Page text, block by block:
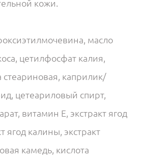
кожи.
масло
цетилфосфат калия,
стеариновая, каприлик/
цетеариловый спирт,
витамин Е, экстракт ягод
ягод калины, экстракт
камедь, кислота